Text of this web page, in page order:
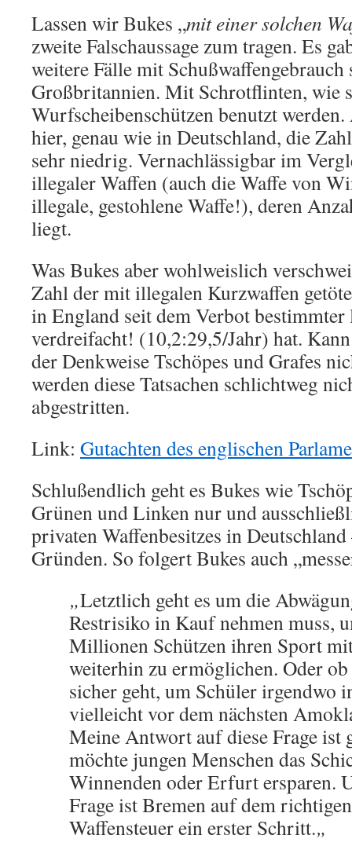
Lassen wir Bukes „mit einer solchen
zweite Falschaussage zum tragen. Es
weitere Fälle mit Schußwaffengebrauch
Großbritannien. Mit Schrotflinten, wie
Wurfscheibenschützen benutzt
hier, genau wie in Deutschland, die
sehr niedrig. Vernachlässigbar im
illegaler Waffen (auch die Waffe von
illegale, gestohlene Waffe!), deren
liegt.
Was Bukes aber wohlweislich
Zahl der mit illegalen Kurzwaffen
in England seit dem Verbot
verdreifacht! (10,2:29,5/Jahr) hat.
der Denkweise Tschöpes und Grafes
werden diese Tatsachen schlichtweg
abgestritten.
Link: Gutachten des englischen
Schlußendlich geht es Bukes wie
Grünen und Linken nur und
privaten Waffenbesitzes in
Gründen. So folgert Bukes auch
„Letztlich geht es um die
Restrisiko in Kauf nehmen muss,
Millionen Schützen ihren Sport
weiterhin zu ermöglichen. Oder
sicher geht, um Schüler irgendwo
vielleicht vor dem nächsten
Meine Antwort auf diese Frage ist
möchte jungen Menschen das
Winnenden oder Erfurt ersparen.
Frage ist Bremen auf dem
Waffensteuer ein erster Schritt.„